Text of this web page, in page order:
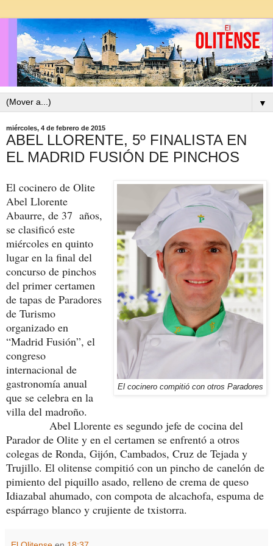
▼
miércoles, 4 de febrero de 2015
ABEL LLORENTE, 5º FINALISTA EN
EL MADRID FUSIÓN DE PINCHOS
El cocinero compitió con otros Paradores
El cocinero de Olite
Abel Llorente
Abaurre, de 37 años,
se clasificó este
miércoles en quinto
lugar en la final del
concurso de pinchos
del primer certamen
de tapas de Paradores
de Turismo
organizado en
“Madrid Fusión”, el
congreso
internacional de
gastronomía anual
que se celebra en la
villa del madroño.
Abel Llorente es segundo jefe de cocina del
Parador de Olite y en el certamen se enfrentó a otros
colegas de Ronda, Gijón, Cambados, Cruz de Tejada y
Trujillo. El olitense compitió con un pincho de canelón de
pimiento del piquillo asado, relleno de crema de queso
Idiazabal ahumado, con compota de alcachofa, espuma de
espárrago blanco y crujiente de txistorra.